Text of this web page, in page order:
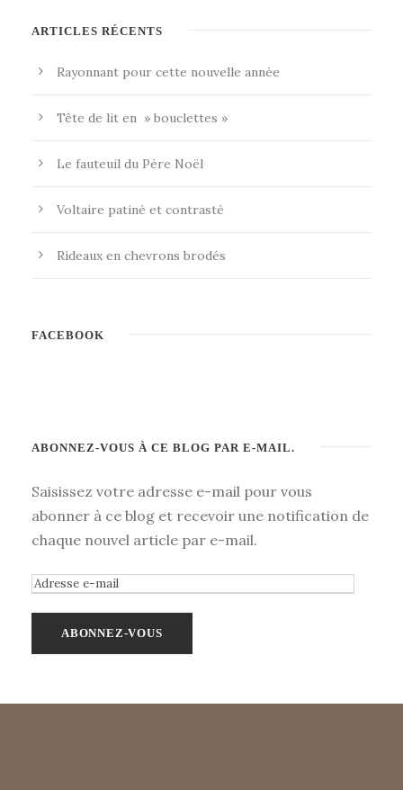
ARTICLES RÉCENTS
Rayonnant pour cette nouvelle année
Tête de lit en » bouclettes »
Le fauteuil du Père Noël
Voltaire patiné et contrasté
Rideaux en chevrons brodés
FACEBOOK
ABONNEZ-VOUS À CE BLOG PAR E-MAIL.
Saisissez votre adresse e-mail pour vous
abonner à ce blog et recevoir une notification de
chaque nouvel article par e-mail.
A
e
s